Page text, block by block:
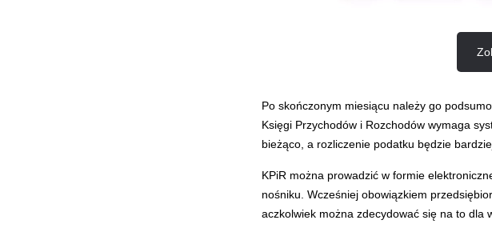
Po skończonym miesiącu należy go
Księgi Przychodów i Rozchodów wymaga
bieżąco, a rozliczenie podatku będzie
KPiR można prowadzić w formie
nośniku. Wcześniej obowiązkiem
aczkolwiek można zdecydować się na to dla